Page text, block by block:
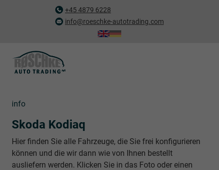
+45 4879 6228
info@roeschke-autotrading.com
info
Skoda Kodiaq
Hier finden Sie alle Fahrzeuge, die Sie frei konfigurieren
können und die wir dann wie von Ihnen bestellt
ausliefern werden. Klicken Sie in das Foto oder einen